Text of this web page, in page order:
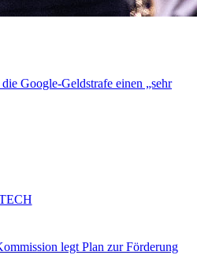
Google-Geldstrafe einen „sehr
legt Plan zur Förderung